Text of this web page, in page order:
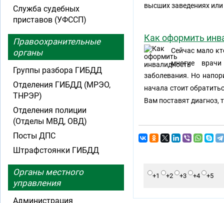
высших заведениях
Как оформить
Сейчас мало
многие
заболевания. Но
начала стоит
Вам поставят диагноз,
+1 +2 +3 +4 +5
Служба судебных
приставов (УФССП)
Правоохранительные
органы
Группы разбора ГИБДД
Отделения ГИБДД (МРЭО,
ТНРЭР)
Отделения полиции
(Отделы МВД, ОВД)
Посты ДПС
Штрафстоянки ГИБДД
Органы местного
управления
Администрация